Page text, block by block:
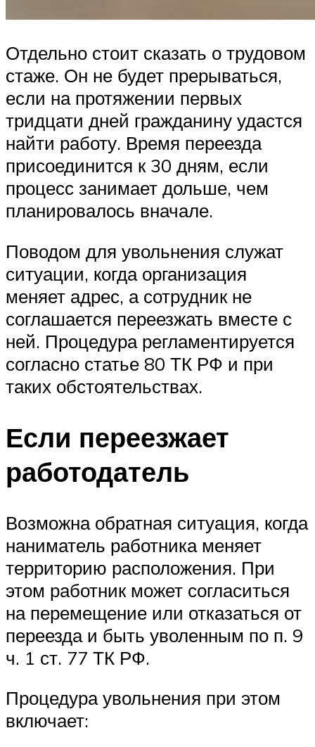
Отдельно стоит сказать о трудовом
стаже. Он не будет прерываться,
если на протяжении первых
тридцати дней гражданину удастся
найти работу. Время переезда
присоединится к 30 дням, если
процесс занимает дольше, чем
планировалось вначале.
Поводом для увольнения служат
ситуации, когда организация
меняет адрес, а сотрудник не
соглашается переезжать вместе с
ней. Процедура регламентируется
согласно статье 80 ТК РФ и при
таких обстоятельствах.
Если переезжает
работодатель
Возможна обратная ситуация, когда
наниматель работника меняет
территорию расположения. При
этом работник может согласиться
на перемещение или отказаться от
переезда и быть уволенным по п. 9
ч. 1 ст. 77 ТК РФ.
Процедура увольнения при этом
включает: